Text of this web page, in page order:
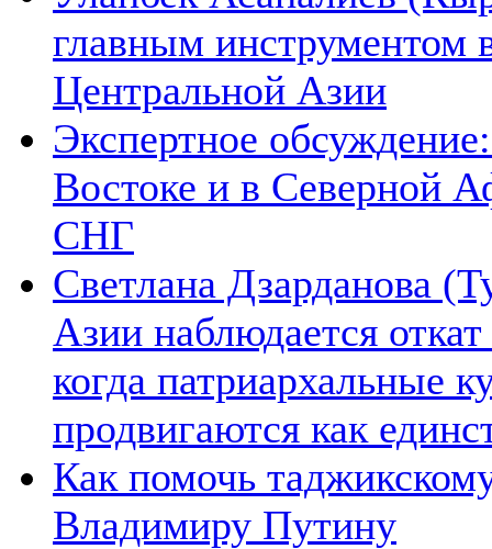
главным инструментом
Центральной Азии
Экспертное
Востоке и в Северной
СНГ
Светлана Дзарданова
Азии наблюдается
когда патриархальные
продвигаются как
Как помочь
Владимиру Путину